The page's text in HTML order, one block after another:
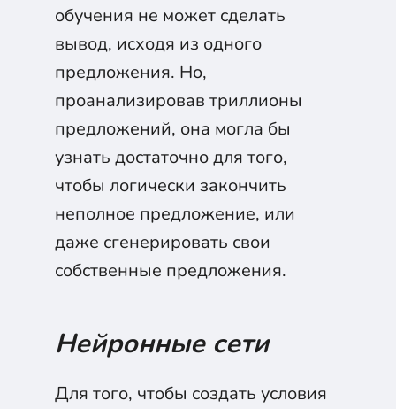
обучения не может сделать
вывод, исходя из одного
предложения. Но,
проанализировав триллионы
предложений, она могла бы
узнать достаточно для того,
чтобы логически закончить
неполное предложение, или
даже сгенерировать свои
собственные предложения.
Нейронные сети
Для того, чтобы создать условия